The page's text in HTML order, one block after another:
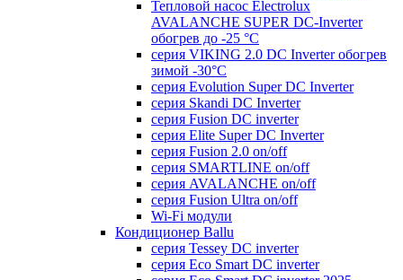
Тепловой насос Electrolux
AVALANCHE SUPER DC-Inverter
обогрев до -25 °С
серия VIKING 2.0 DC Inverter обогрев
зимой -30°С
серия Evolution Super DC Inverter
серия Skandi DC Inverter
серия Fusion DC inverter
серия Elite Super DC Inverter
серия Fusion 2.0 on/off
серия SMARTLINE on/off
серия AVALANCHE on/off
серия Fusion Ultra on/off
Wi-Fi модули
Кондиционер Ballu
серия Tessey DC inverter
серия Eco Smart DC inverter